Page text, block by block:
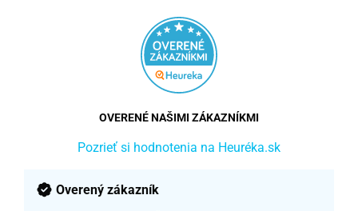
OVERENÉ NAŠIMI ZÁKAZNÍKMI
Pozrieť si hodnotenia na Heuréka.sk
Overený zákazník